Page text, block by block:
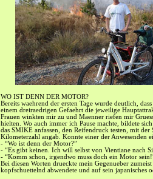
WO IST DENN DER MOTOR?
Bereits waehrend der ersten Tage wurde deutlich,
einem dreiraedrigen Gefaehrt die jeweilige
Frauen winkten mir zu und Maenner riefen mir
hielten. Wo auch immer ich Pause machte, bildete
das SMIKE anfassen, den Reifendruck testen, mit
Kilometerzahl angab. Konnte einer der Anwesenden
- “Wo ist denn der Motor?”
- “Es gibt keinen. Ich will selbst von Vientiane nach
- “Komm schon, irgendwo muss doch ein Motor
Bei diesen Worten drueckte mein Gegenueber
kopfschuettelnd abwendete und auf sein japanisches